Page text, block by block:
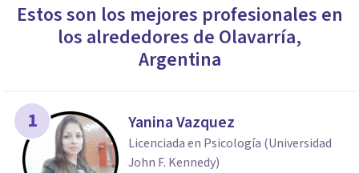
ENCONTRAR MI TERAPEUTA
¿Necesitas ayuda para encontrar el
psicólogo adecuado?
los profesionales que más se ajustan a tus
necesidades.
Responder cuestionario
Estos son los mejores profesionales en
los alrededores de Olavarría,
Argentina
1 Yanina Vazquez
Licenciada en Psicología (Universidad
John F. Kennedy)